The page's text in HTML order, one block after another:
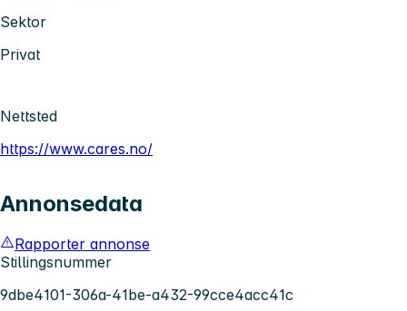
Sektor
Privat
Nettsted
https://www.cares.no/
Annonsedata
Rapporter annonse
Stillingsnummer
9dbe4101-306a-41be-a432-99cce4acc41c